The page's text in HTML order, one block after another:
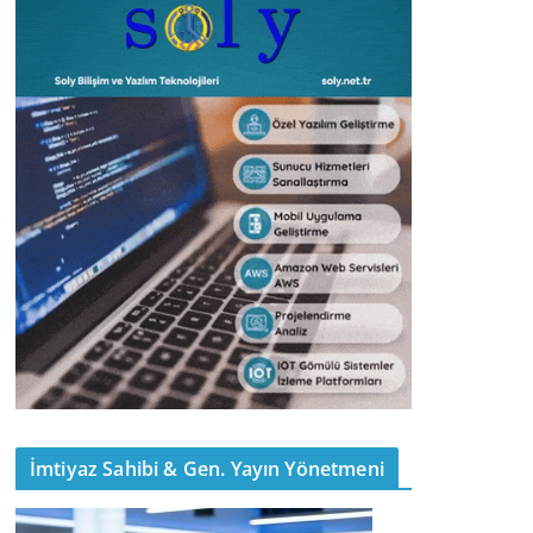
İmtiyaz Sahibi & Gen. Yayın Yönetmeni